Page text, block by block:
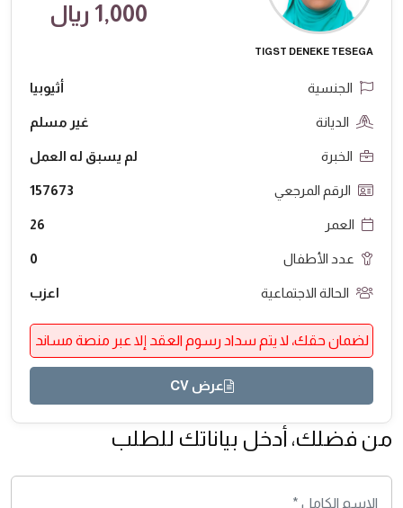
TIGST DENEKE TESEGA
1,000 ريال
الجنسية أثيوبيا
الديانة غير مسلم
الخبرة لم يسبق له العمل
الرقم المرجعي 157673
العمر 26
عدد الأطفال 0
الحالة الاجتماعية اعزب
لضمان حقك، لا يتم سداد رسوم العقد إلا عبر منصة مساند
عرض CV
من فضلك، أدخل بياناتك للطلب